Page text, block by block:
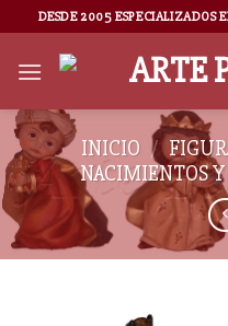
DESDE 2005 ESPECIALIZADOS
INICIO /
NACIMIENTOS